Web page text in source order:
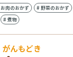
お肉のおかず #野菜のおかず
#煮物
がんもどき